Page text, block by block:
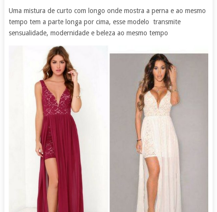
Uma mistura de curto com longo onde mostra a perna e ao mesmo
tempo tem a parte longa por cima, esse modelo transmite
sensualidade, modernidade e beleza ao mesmo tempo